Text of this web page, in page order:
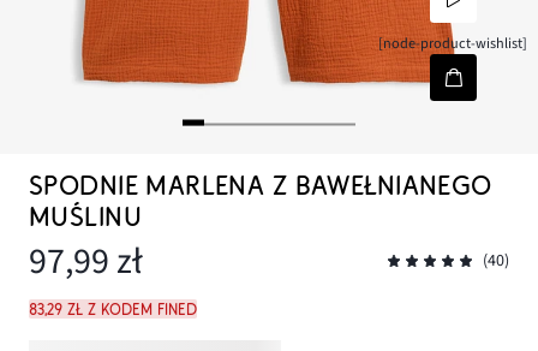
[node-product-wishlist]
SPODNIE MARLENA Z BAWEŁNIANEGO
MUŚLINU
97,99 zł (40)
83,29 zł z kodem FINED